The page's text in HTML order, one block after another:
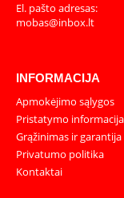
El. pašto adresas:
mobas@inbox.lt
INFORMACIJA
Apmokėjimo sąlygos
Pristatymo informacija
Grąžinimas ir garantija
Privatumo politika
Kontaktai